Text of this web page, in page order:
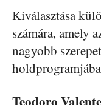
Kiválasztása
számára, amely
nagyobb
Teodoro Valente